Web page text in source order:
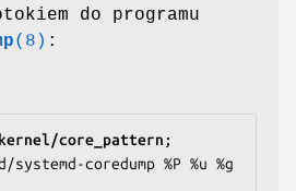
do programu
(8) :
core_pattern ;
coredump %P %u %g